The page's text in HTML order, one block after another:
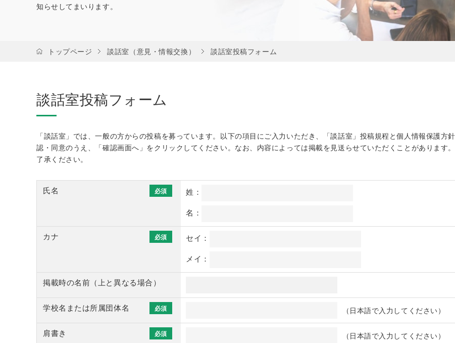
知らせしてまいります。
トップページ 談話室（意見・情報交換） 談話室投稿フォーム
談話室投稿フォーム
「談話室」では、一般の方からの投稿を募っています。以下の項目にご入力いただき、「談話室」投稿規程と個人情報保護方
認・同意のうえ、「確認画面へ」をクリックしてください。なお、内容によっては掲載を見送らせていただくことがあります
了承ください。
氏名 必須
姓：
名：
カナ 必須
セイ：
メイ：
掲載時の名前（上と異なる場合）
学校名または所属団体名 必須 （日本語で入力してください）
肩書き 必須 （日本語で入力してください）